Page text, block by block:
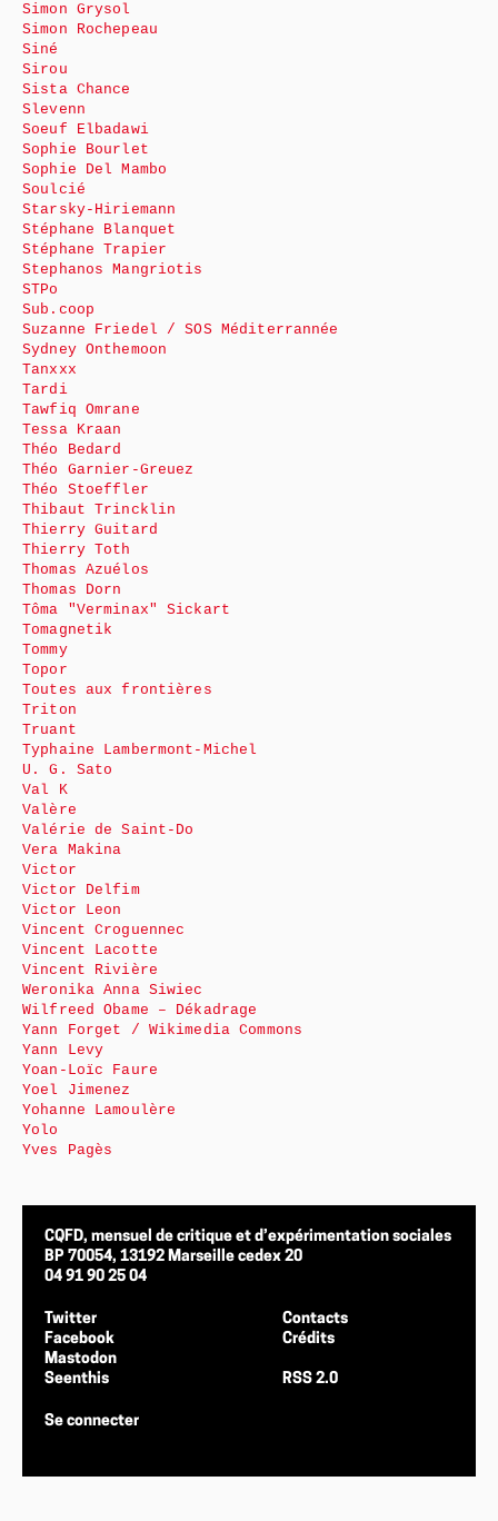
Simon Grysol
Simon Rochepeau
Siné
Sirou
Sista Chance
Slevenn
Soeuf Elbadawi
Sophie Bourlet
Sophie Del Mambo
Soulcié
Starsky-Hiriemann
Stéphane Blanquet
Stéphane Trapier
Stephanos Mangriotis
STPo
Sub.coop
Suzanne Friedel / SOS Méditerrannée
Sydney Onthemoon
Tanxxx
Tardi
Tawfiq Omrane
Tessa Kraan
Théo Bedard
Théo Garnier-Greuez
Théo Stoeffler
Thibaut Trincklin
Thierry Guitard
Thierry Toth
Thomas Azuélos
Thomas Dorn
Tôma "Verminax" Sickart
Tomagnetik
Tommy
Topor
Toutes aux frontières
Triton
Truant
Typhaine Lambermont-Michel
U. G. Sato
Val K
Valère
Valérie de Saint-Do
Vera Makina
Victor
Victor Delfim
Victor Leon
Vincent Croguennec
Vincent Lacotte
Vincent Rivière
Weronika Anna Siwiec
Wilfreed Obame – Dékadrage
Yann Forget / Wikimedia Commons
Yann Levy
Yoan-Loïc Faure
Yoel Jimenez
Yohanne Lamoulère
Yolo
Yves Pagès
CQFD, mensuel de critique et d’expérimentation sociales
BP 70054, 13192 Marseille cedex 20
04 91 90 25 04
Twitter
Facebook
Mastodon
Seenthis
Contacts
Crédits
RSS 2.0
Se connecter